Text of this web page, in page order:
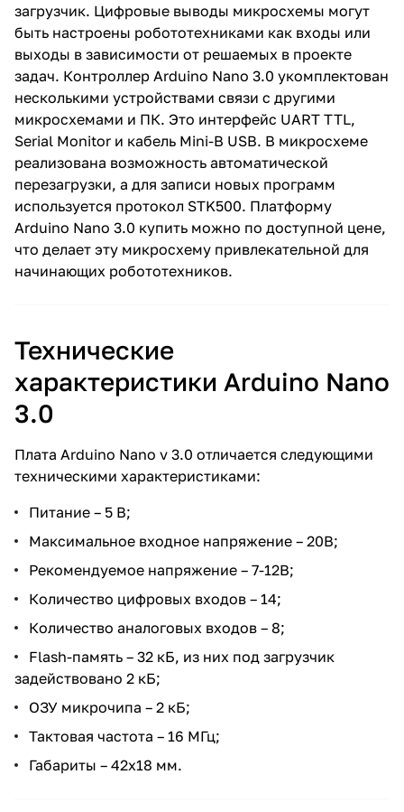
загрузчик. Цифровые выводы микросхемы могут
быть настроены робототехниками как входы или
выходы в зависимости от решаемых в проекте
задач. Контроллер Arduino Nano 3.0 укомплектован
несколькими устройствами связи с другими
микросхемами и ПК. Это интерфейс UART TTL,
Serial Monitor и кабель Mini-B USB. В микросхеме
реализована возможность автоматической
перезагрузки, а для записи новых программ
используется протокол STK500. Платформу
Arduino Nano 3.0 купить можно по доступной цене,
что делает эту микросхему привлекательной для
начинающих робототехников.
Технические
характеристики Arduino Nano
3.0
Плата Arduino Nano v 3.0 отличается следующими
техническими характеристиками:
Питание – 5 В;
Максимальное входное напряжение – 20В;
Рекомендуемое напряжение – 7-12В;
Количество цифровых входов – 14;
Количество аналоговых входов – 8;
Flash-память – 32 кБ, из них под загрузчик
задействовано 2 кБ;
ОЗУ микрочипа – 2 кБ;
Тактовая частота – 16 МГц;
Габариты – 42х18 мм.